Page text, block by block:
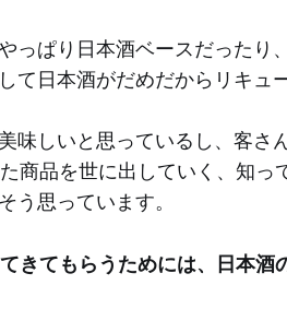
っぱり日本酒ベースだったり
て日本酒がだめだからリキュ
味しいと思っているし、客さ
商品を世に出していく、知っ
う思っています。
きてもらうためには、日本酒